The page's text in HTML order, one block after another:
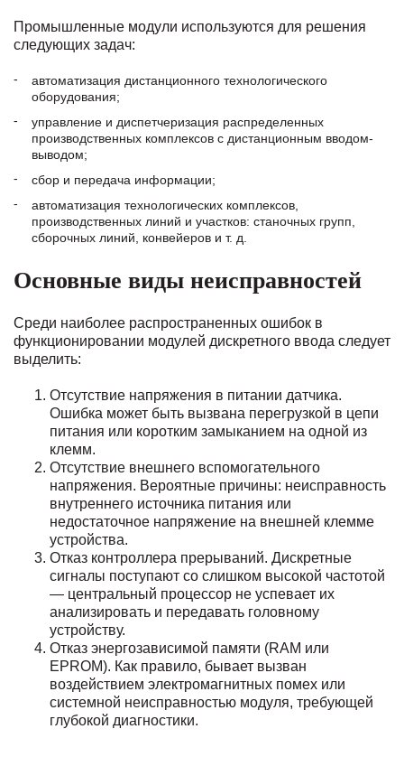
Промышленные модули используются для решения
следующих задач:
автоматизация дистанционного технологического
оборудования;
управление и диспетчеризация распределенных
производственных комплексов с дистанционным вводом-
выводом;
сбор и передача информации;
автоматизация технологических комплексов,
производственных линий и участков: станочных групп,
сборочных линий, конвейеров и т. д.
Основные виды неисправностей
Среди наиболее распространенных ошибок в
функционировании модулей дискретного ввода следует
выделить:
Отсутствие напряжения в питании датчика.
Ошибка может быть вызвана перегрузкой в цепи
питания или коротким замыканием на одной из
клемм.
Отсутствие внешнего вспомогательного
напряжения. Вероятные причины: неисправность
внутреннего источника питания или
недостаточное напряжение на внешней клемме
устройства.
Отказ контроллера прерываний. Дискретные
сигналы поступают со слишком высокой частотой
— центральный процессор не успевает их
анализировать и передавать головному
устройству.
Отказ энергозависимой памяти (RAM или
EPROM). Как правило, бывает вызван
воздействием электромагнитных помех или
системной неисправностью модуля, требующей
глубокой диагностики.